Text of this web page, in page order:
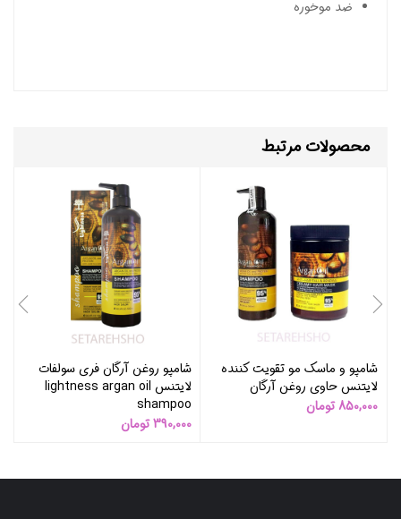
ضد موخوره
محصولات مرتبط
شامپو و ماسک مو تقویت کننده
لایتنس حاوی روغن آرگان
850,000 تومان
شامپو روغن آرگان فری سولفات
لایتنس lightness argan oil
shampoo
390,000تومان